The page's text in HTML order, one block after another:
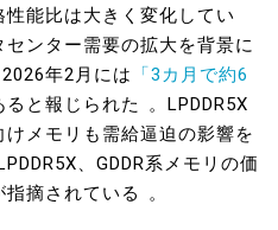
能比は大きく変化してい
ンター需要の拡大を背景に
年2月には
「3カ月で約6
と報じられた 。LPDDR5X
メモリも需給逼迫の影響を
、GDDR系メモリの価
摘されている 。